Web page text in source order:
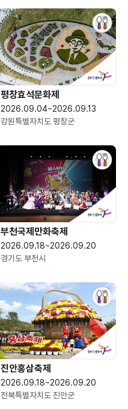
평창효석문화제
2026.09.04~2026.09.13
강원특별자치도 평창군
부천국제만화축제
2026.09.18~2026.09.20
경기도 부천시
진안홍삼축제
2026.09.18~2026.09.20
전북특별자치도 진안군